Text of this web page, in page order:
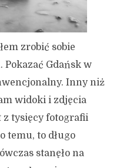
zrobić sobie
Gdańsk w
Inny niż
widoki i zdjęcia
z tysięcy fotografii
temu, to długo
stanęło na